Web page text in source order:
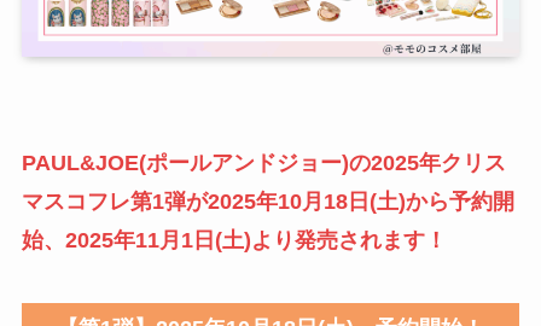
PAUL&JOE(ポールアンドジョー)の2025年クリス
マスコフレ第1弾が2025年10月18日(土)から予約開
始、 2025年11月1日(土)より発売されます！